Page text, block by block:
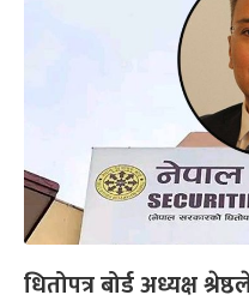
धितोपत्र बोर्ड अध्यक्ष